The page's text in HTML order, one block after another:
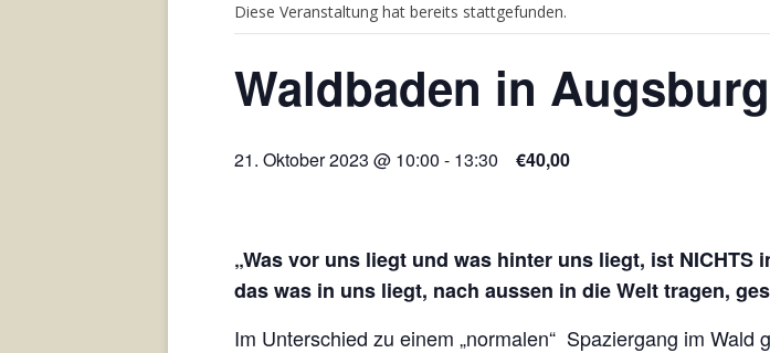
Diese Veranstaltung hat bereits stattgefunden.
Waldbaden in
21. Oktober 2023 @ 10:00 - 13:30 €40,00
„Was vor uns liegt und was hinter uns liegt, ist
das was in uns liegt, nach aussen in die Welt tragen,
Im Unterschied zu einem „normalen“ Spaziergang im Wald